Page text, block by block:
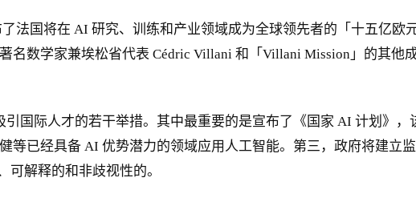
法国将在 AI 研究、训练和产业领域成为全球领先者的「十五亿欧
名数学家兼埃松省代表 Cédric Villani 和「Villani Mission」的其他
国际人才的若干举措。其中最重要的是宣布了《国家 AI 计划》
已经具备 AI 优势潜力的领域应用人工智能。第三，政府将建立
可解释的和非歧视性的。